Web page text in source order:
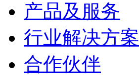
产品及服务
行业解决方案
合作伙伴